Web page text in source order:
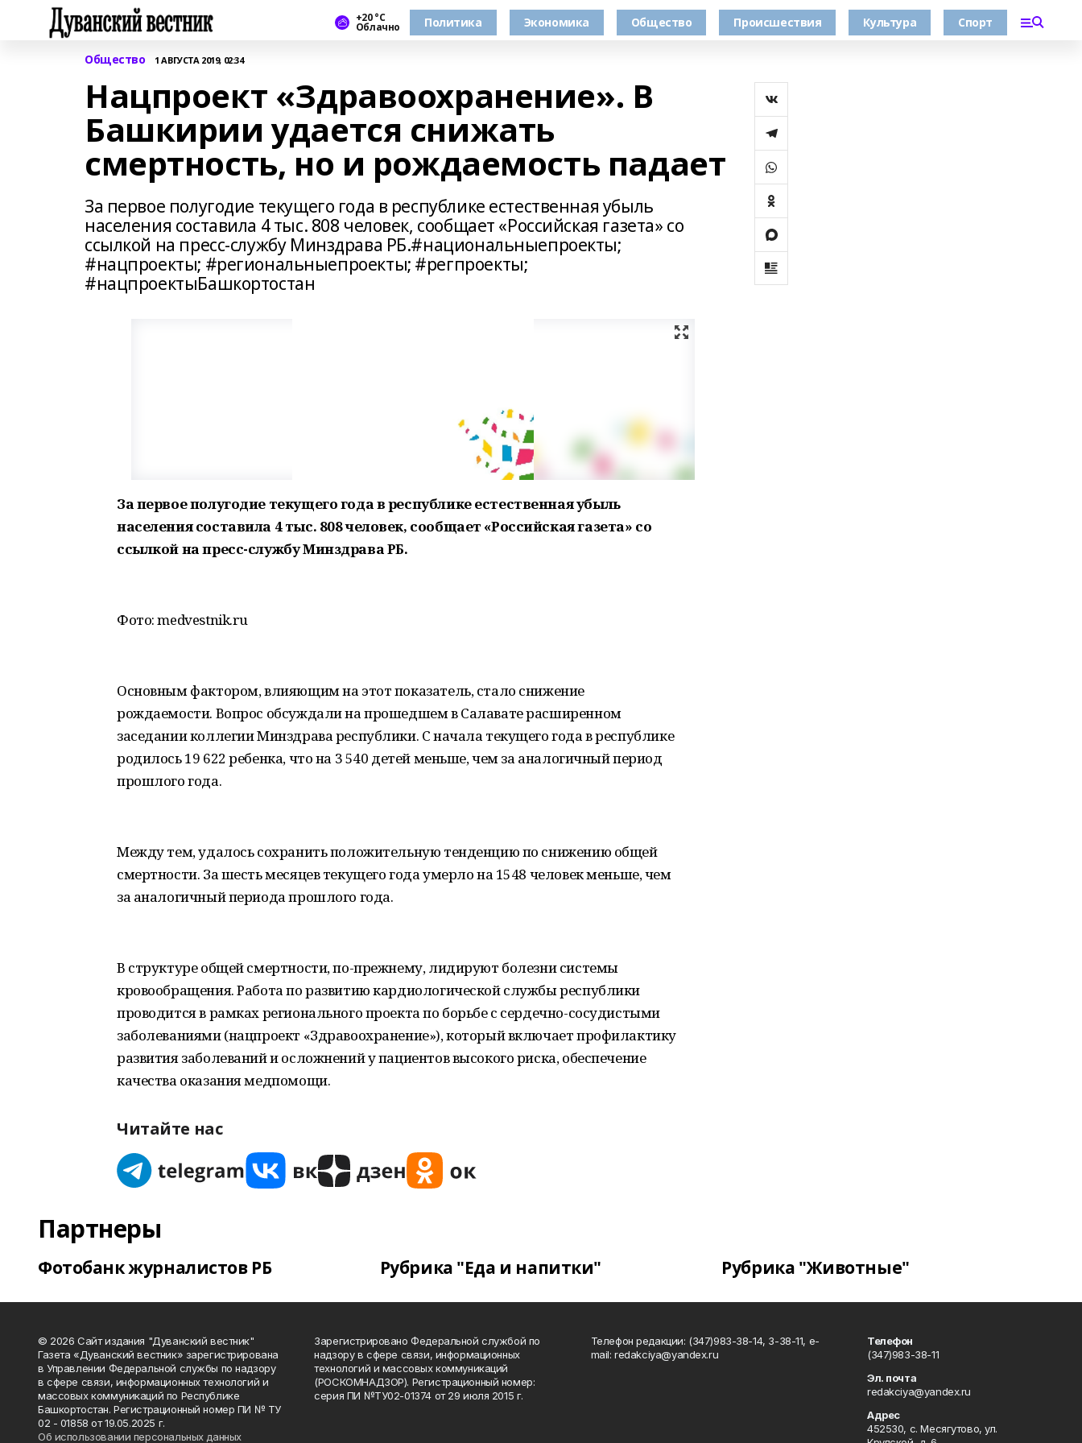
+20 °С
Облачно Политика Экономика Общество Происшествия Культура Спорт
Общество 1 АВГУСТА 2019, 02:34
Нацпроект «Здравоохранение». В
Башкирии удается снижать
смертность, но и рождаемость падает
За первое полугодие текущего года в республике естественная убыль
населения составила 4 тыс. 808 человек, сообщает «Российская газета» со
ссылкой на пресс-службу Минздрава РБ.#национальныепроекты;
#нацпроекты; #региональныепроекты; #регпроекты;
#нацпроектыБашкортостан
За первое полугодие текущего года в республике естественная убыль
населения составила 4 тыс. 808 человек, сообщает «Российская газета» со
ссылкой на пресс-службу Минздрава РБ.
Фото: medvestnik.ru
Основным фактором, влияющим на этот показатель, стало снижение
рождаемости. Вопрос обсуждали на прошедшем в Салавате расширенном
заседании коллегии Минздрава республики. С начала текущего года в республике
родилось 19 622 ребенка, что на 3 540 детей меньше, чем за аналогичный период
прошлого года.
Между тем, удалось сохранить положительную тенденцию по снижению общей
смертности. За шесть месяцев текущего года умерло на 1548 человек меньше, чем
за аналогичный периода прошлого года.
В структуре общей смертности, по-прежнему, лидируют болезни системы
кровообращения. Работа по развитию кардиологической службы республики
проводится в рамках регионального проекта по борьбе с сердечно-сосудистыми
заболеваниями (нацпроект «Здравоохранение»), который включает профилактику
развития заболеваний и осложнений у пациентов высокого риска, обеспечение
качества оказания медпомощи.
Читайте нас
Партнеры
Фотобанк журналистов РБ Рубрика "Еда и напитки" Рубрика "Животные"
© 2026 Сайт издания "Дуванский вестник"
Газета «Дуванский вестник» зарегистрирована
в Управлении Федеральной службы по надзору
в сфере связи, информационных технологий и
массовых коммуникаций по Республике
Башкортостан. Регистрационный номер ПИ № ТУ
02 - 01858 от 19.05.2025 г.
Об использовании персональных данных
Зарегистрировано Федеральной службой по
надзору в сфере связи, информационных
технологий и массовых коммуникаций
(РОСКОМНАДЗОР). Регистрационный номер:
серия ПИ №ТУ02-01374 от 29 июля 2015 г.
Телефон редакции: (347)983-38-14, 3-38-11, e-
mail: redakciya@yandex.ru
Телефон
(347)983-38-11
Эл. почта
redakciya@yandex.ru
Адрес
452530, с. Месягутово, ул.